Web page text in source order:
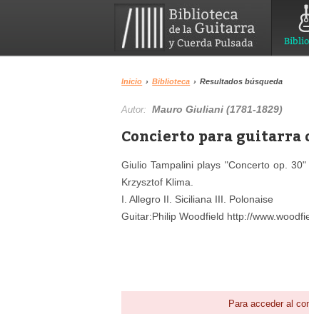
Inicio › Biblioteca › Resultados búsqueda
Autor:Mauro Giuliani (1781-1829)
Concierto para guitarra
Giulio Tampalini plays "Concerto op.
Krzysztof Klima.
I. Allegro II. Siciliana III. Polonaise
Guitar:Philip Woodfield http://
Para acceder al